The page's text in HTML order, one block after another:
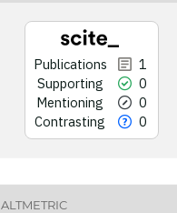
Publications
1
Supporting
0
Mentioning
0
Contrasting
0
ALTMETRIC